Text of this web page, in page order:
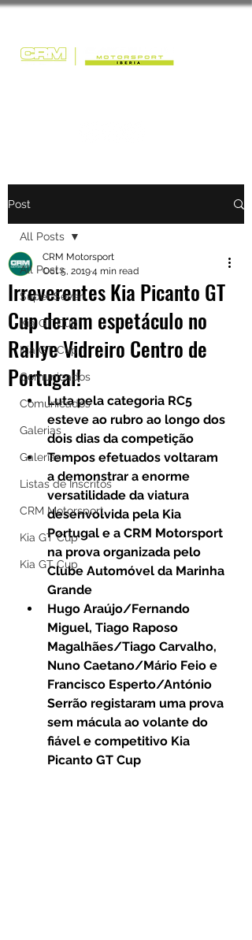
Post
All Posts
Super Seven
Kia GT Cup
Kia GT Cup
Comunicados
Comunicados
Galerias
Galerias
Listas de Inscritos
CRM Motorsport
Kia GT Cup
Kia GT Cup
All Posts
Irreverentes Kia Picanto GT
Cup deram espetáculo no
Rallye Vidreiro Centro de
Portugal!
CRM Motorsport
Oct 5, 20194 min read
Luta pela categoria RC5
esteve ao rubro ao longo dos
dois dias da competição
Tempos efetuados voltaram
a demonstrar a enorme
versatilidade da viatura
desenvolvida pela Kia
Portugal e a CRM Motorsport
na prova organizada pelo
Clube Automóvel da Marinha
Grande
Hugo Araújo/Fernando
Miguel, Tiago Raposo
Magalhães/Tiago Carvalho,
Nuno Caetano/Mário Feio e
Francisco Esperto/António
Serrão registaram uma prova
sem mácula ao volante do
fiável e competitivo Kia
Picanto GT Cup